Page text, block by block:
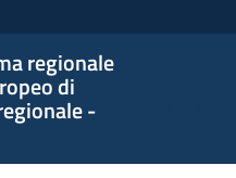
regionale
di
-